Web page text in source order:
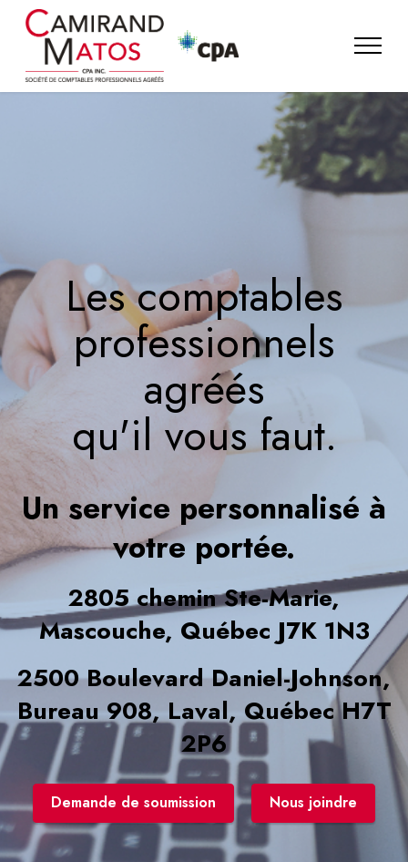
Les comptables
professionnels
agréés
qu'il vous faut.
Un service personnalisé à
votre portée.
2805 chemin Ste-Marie,
Mascouche, Québec J7K 1N3
2500 Boulevard Daniel-Johnson,
Bureau 908, Laval, Québec H7T
2P6
Demande de soumission Nous joindre